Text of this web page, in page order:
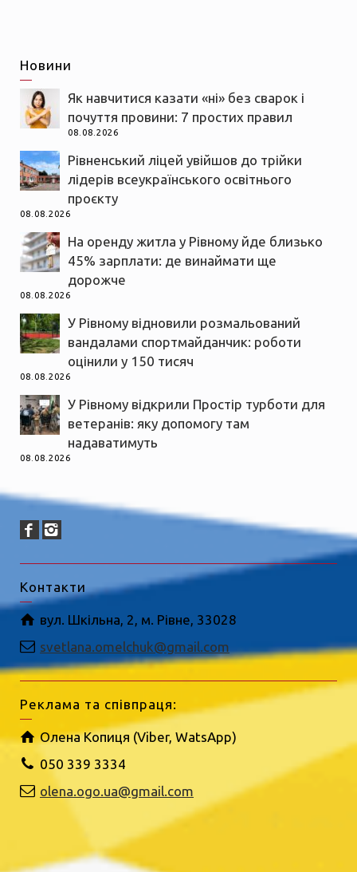
Новини
Як навчитися казати «ні» без сварок і
почуття провини: 7 простих правил
08.08.2026
Рівненський ліцей увійшов до трійки
лідерів всеукраїнського освітнього
проєкту
08.08.2026
На оренду житла у Рівному йде близько
45% зарплати: де винаймати ще
дорожче
08.08.2026
У Рівному відновили розмальований
вандалами спортмайданчик: роботи
оцінили у 150 тисяч
08.08.2026
У Рівному відкрили Простір турботи для
ветеранів: яку допомогу там
надаватимуть
08.08.2026
Контакти
вул. Шкільна, 2, м. Рівне, 33028
svetlana.omelchuk@gmail.com
Реклама та співпраця:
Олена Копиця (Viber, WatsApp)
050 339 3334
olena.ogo.ua@gmail.com